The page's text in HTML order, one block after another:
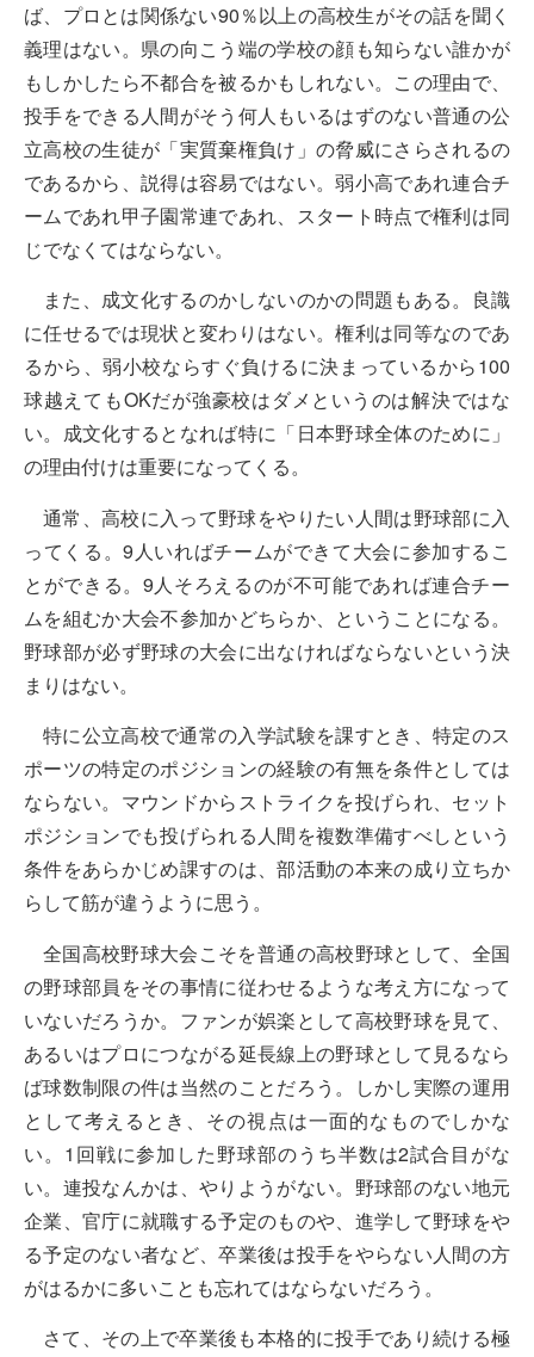
ば、プロとは関係ない90％以上の高校生がその話を聞く
義理はない。県の向こう端の学校の顔も知らない誰かが
もしかしたら不都合を被るかもしれない。この理由で、
投手をできる人間がそう何人もいるはずのない普通の公
立高校の生徒が「実質棄権負け」の脅威にさらされるの
であるから、説得は容易ではない。弱小高であれ連合チ
ームであれ甲子園常連であれ、スタート時点で権利は同
じでなくてはならない。
また、成文化するのかしないのかの問題もある。良識
に任せるでは現状と変わりはない。権利は同等なのであ
るから、弱小校ならすぐ負けるに決まっているから100
球越えてもOKだが強豪校はダメというのは解決ではな
い。成文化するとなれば特に「日本野球全体のために」
の理由付けは重要になってくる。
通常、高校に入って野球をやりたい人間は野球部に入
ってくる。9人いればチームができて大会に参加するこ
とができる。9人そろえるのが不可能であれば連合チー
ムを組むか大会不参加かどちらか、ということになる。
野球部が必ず野球の大会に出なければならないという決
まりはない。
特に公立高校で通常の入学試験を課すとき、特定のス
ポーツの特定のポジションの経験の有無を条件としては
ならない。マウンドからストライクを投げられ、セット
ポジションでも投げられる人間を複数準備すべしという
条件をあらかじめ課すのは、部活動の本来の成り立ちか
らして筋が違うように思う。
全国高校野球大会こそを普通の高校野球として、全国
の野球部員をその事情に従わせるような考え方になって
いないだろうか。ファンが娯楽として高校野球を見て、
あるいはプロにつながる延長線上の野球として見るなら
ば球数制限の件は当然のことだろう。しかし実際の運用
として考えるとき、その視点は一面的なものでしかな
い。1回戦に参加した野球部のうち半数は2試合目がな
い。連投なんかは、やりようがない。野球部のない地元
企業、官庁に就職する予定のものや、進学して野球をや
る予定のない者など、卒業後は投手をやらない人間の方
がはるかに多いことも忘れてはならないだろう。
さて、その上で卒業後も本格的に投手であり続ける極